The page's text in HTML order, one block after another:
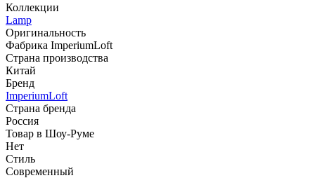
Коллекции
Lamp
Оригинальность
Фабрика ImperiumLoft
Страна производства
Китай
Бренд
ImperiumLoft
Страна бренда
Россия
Товар в Шоу-Руме
Нет
Стиль
Современный